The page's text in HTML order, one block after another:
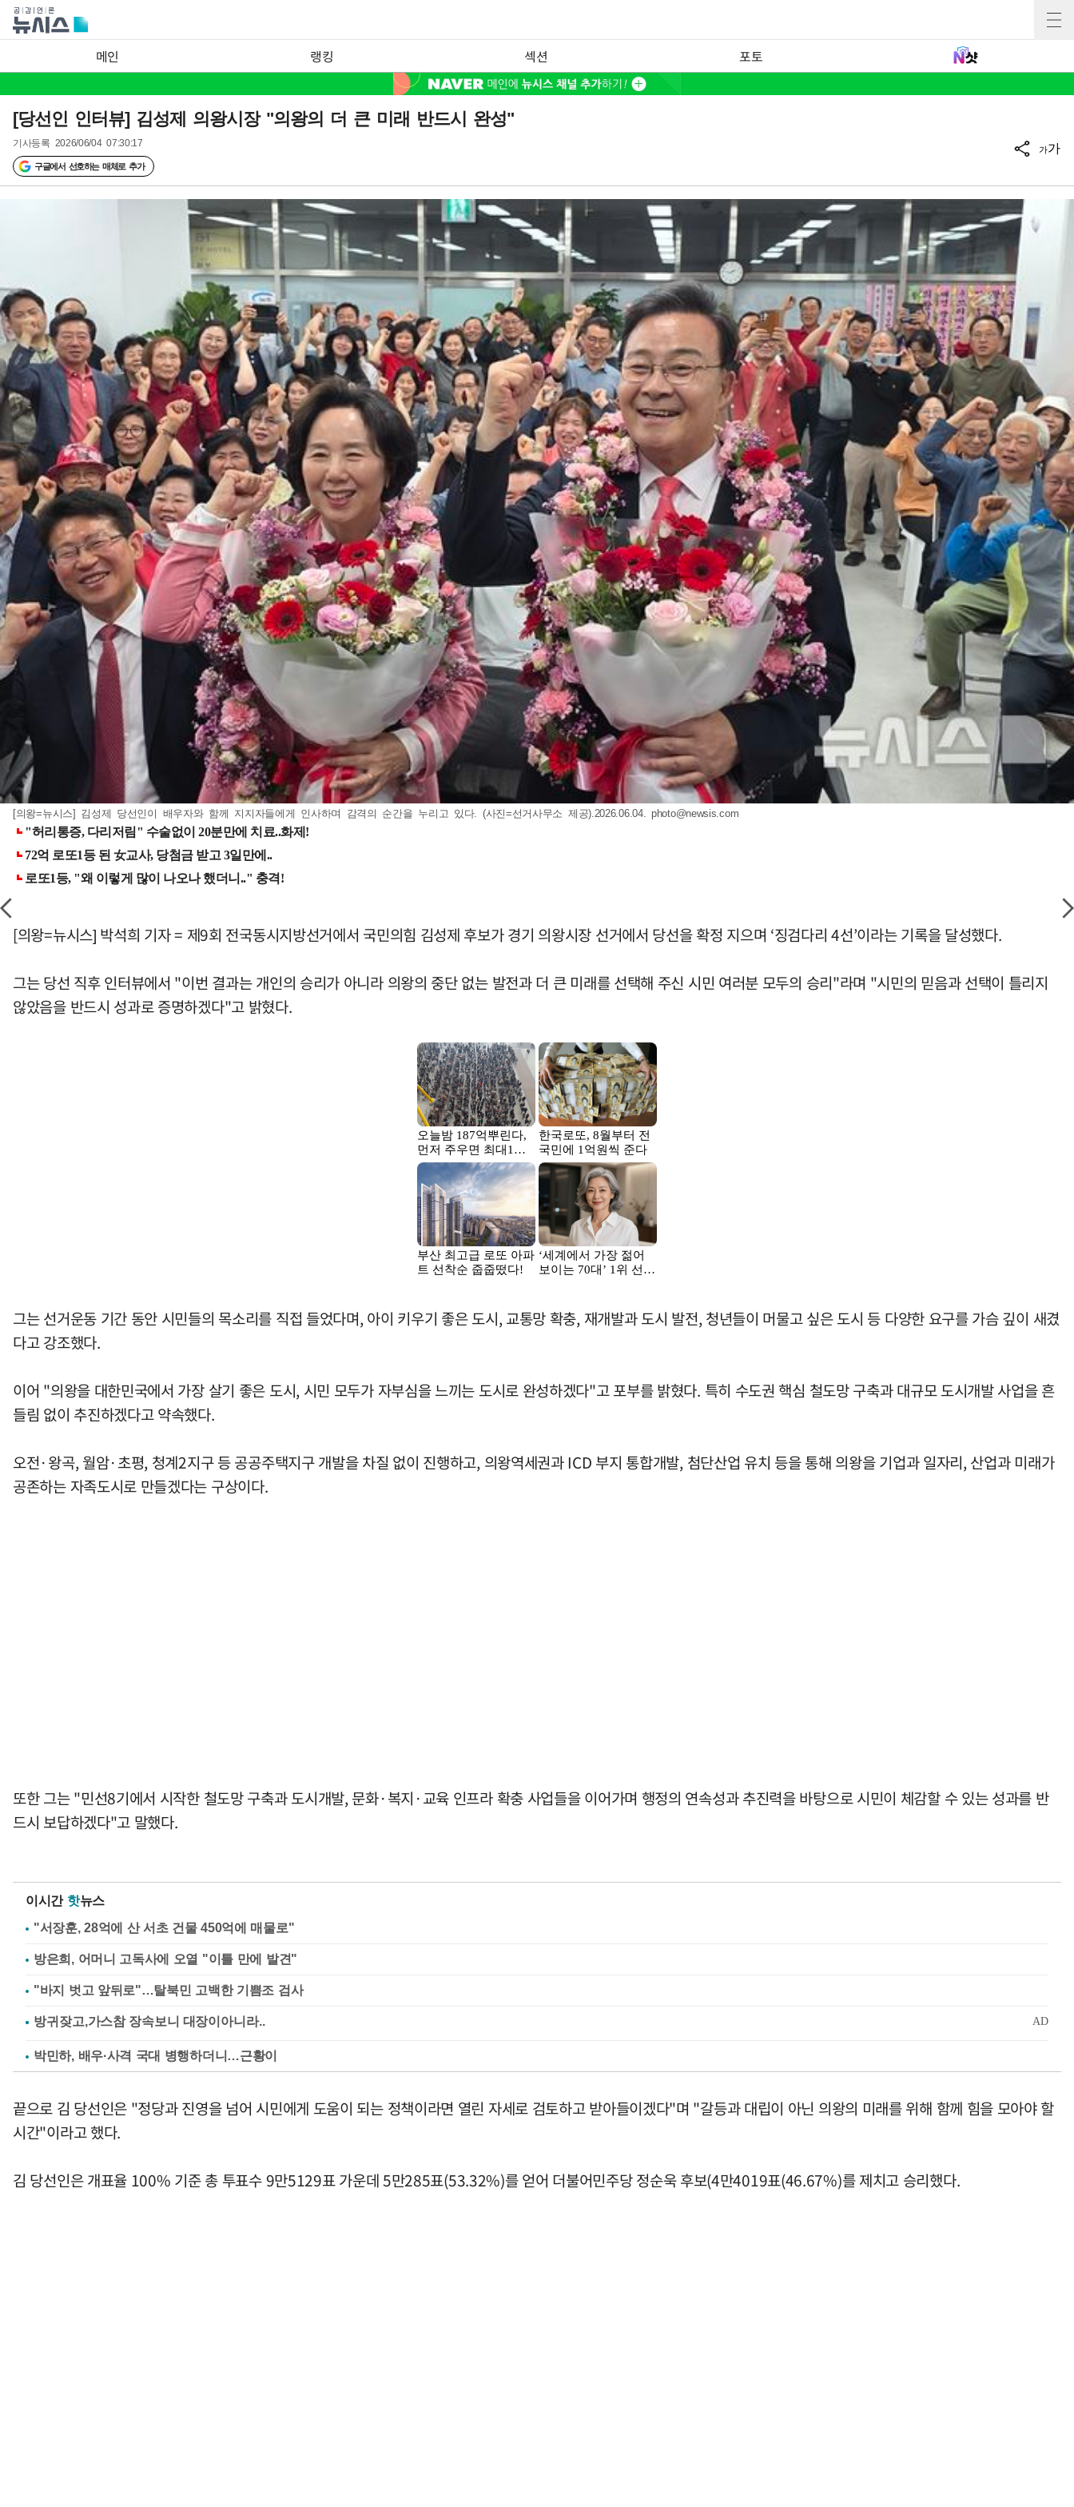
메인 랭킹 섹션 포토
[당선인 인터뷰] 김성제 의왕시장 "의왕의 더 큰 미래 반드시 완성"
기사등록 2026/06/04 07:30:17
구글에서 선호하는 매체로 추가
가가
[의왕=뉴시스] 김성제 당선인이 배우자와 함께 지지자들에게 인사하며 감격의 순간을 누리고 있다. (사진=선거사무소 제공).2026.06.04.photo@newsis.com
[의왕=뉴시스] 박석희 기자 = 제9회 전국동시지방선거에서 국민의힘 김성제 후보가 경기 의왕시장 선거에서 당선을 확정 지으며 ‘징검다리 4선’이라는 기록을 달성했다.
그는 당선 직후 인터뷰에서 "이번 결과는 개인의 승리가 아니라 의왕의 중단 없는 발전과 더 큰 미래를 선택해 주신 시민 여러분 모두의 승리"라며 "시민의 믿음과 선택이 틀리지
않았음을 반드시 성과로 증명하겠다"고 밝혔다.
그는 선거운동 기간 동안 시민들의 목소리를 직접 들었다며, 아이 키우기 좋은 도시, 교통망 확충, 재개발과 도시 발전, 청년들이 머물고 싶은 도시 등 다양한 요구를 가슴 깊이 새겼
다고 강조했다.
이어 "의왕을 대한민국에서 가장 살기 좋은 도시, 시민 모두가 자부심을 느끼는 도시로 완성하겠다"고 포부를 밝혔다. 특히 수도권 핵심 철도망 구축과 대규모 도시개발 사업을 흔
들림 없이 추진하겠다고 약속했다.
오전·왕곡, 월암·초평, 청계2지구 등 공공주택지구 개발을 차질 없이 진행하고, 의왕역세권과 ICD 부지 통합개발, 첨단산업 유치 등을 통해 의왕을 기업과 일자리, 산업과 미래가
공존하는 자족도시로 만들겠다는 구상이다.
또한 그는 "민선8기에서 시작한 철도망 구축과 도시개발, 문화·복지·교육 인프라 확충 사업들을 이어가며 행정의 연속성과 추진력을 바탕으로 시민이 체감할 수 있는 성과를 반
드시 보답하겠다"고 말했다.
이시간 핫뉴스
"서장훈, 28억에 산 서초 건물 450억에 매물로"
방은희, 어머니 고독사에 오열 "이틀 만에 발견"
"바지 벗고 앞뒤로"…탈북민 고백한 기쁨조 검사
박민하, 배우·사격 국대 병행하더니…근황이
끝으로 김 당선인은 "정당과 진영을 넘어 시민에게 도움이 되는 정책이라면 열린 자세로 검토하고 받아들이겠다"며 "갈등과 대립이 아닌 의왕의 미래를 위해 함께 힘을 모아야 할
시간"이라고 했다.
김 당선인은 개표율 100% 기준 총 투표수 9만5129표 가운데 5만285표(53.32%)를 얻어 더불어민주당 정순욱 후보(4만4019표(46.67%)를 제치고 승리했다.